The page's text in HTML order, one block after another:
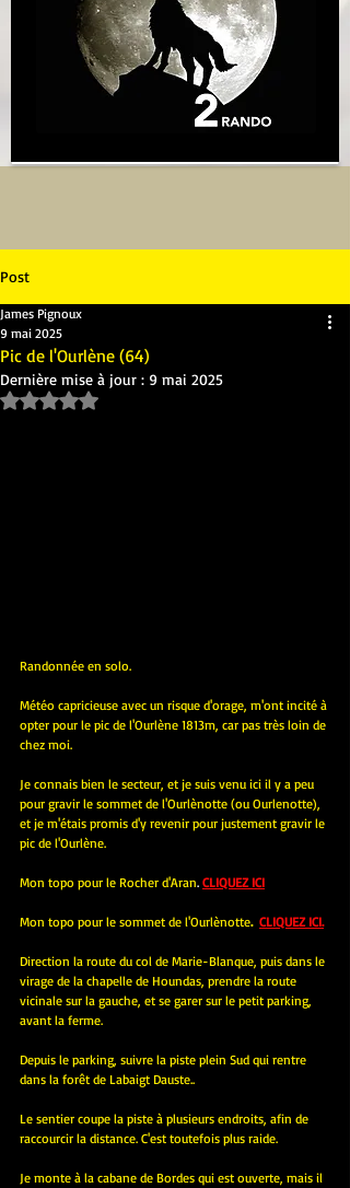
Post
Pic de l'Ourlène (64)
James Pignoux
9 mai 2025
Dernière mise à jour : 9 mai 2025
Noté NaN étoiles sur 5.
Randonnée en solo.
Météo capricieuse avec un risque d'orage, m'ont incité à
opter pour le pic de l'Ourlène 1813m, car pas très loin de
chez moi.
Je connais bien le secteur, et je suis venu ici il y a peu
pour gravir le sommet de l'Ourlènotte (ou Ourlenotte),
et je m'étais promis d'y revenir pour justement gravir le
pic de l'Ourlène.
Mon topo pour le Rocher d'Aran. CLIQUEZ ICI
Mon topo pour le sommet de l'Ourlènotte. CLIQUEZ ICI.
Direction la route du col de Marie-Blanque, puis dans le
virage de la chapelle de Houndas, prendre la route
vicinale sur la gauche, et se garer sur le petit parking,
avant la ferme.
Depuis le parking, suivre la piste plein Sud qui rentre
dans la forêt de Labaigt Dauste..
Le sentier coupe la piste à plusieurs endroits, afin de
raccourcir la distance. C'est toutefois plus raide.
Je monte à la cabane de Bordes qui est ouverte, mais il